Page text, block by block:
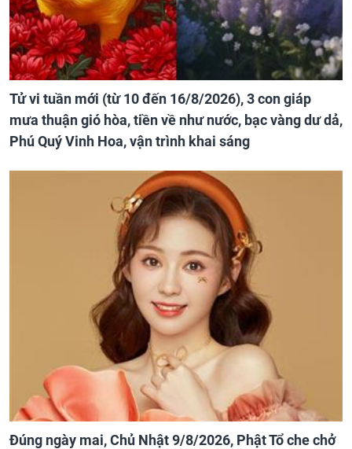
Tử vi tuần mới (từ 10 đến 16/8/2026), 3 con giáp
mưa thuận gió hòa, tiền về như nước, bạc vàng dư dả,
Phú Quý Vinh Hoa, vận trình khai sáng
Đúng ngày mai, Chủ Nhật 9/8/2026, Phật Tổ che chở